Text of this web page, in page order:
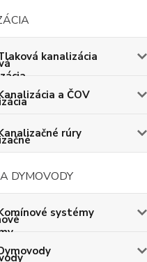
kanalizácia
a ČOV
rúry
DYMOVODY
systémy